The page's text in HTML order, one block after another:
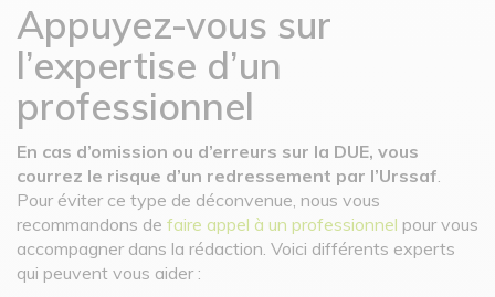
Appuyez-vous sur
l’expertise d’un
professionnel
En cas d’omission ou d’erreurs sur la DUE, vous
courrez le risque d’un redressement par l’Urssaf.
Pour éviter ce type de déconvenue, nous vous
recommandons de faire appel à un professionnel pour vous
accompagner dans la rédaction. Voici différents experts
qui peuvent vous aider :